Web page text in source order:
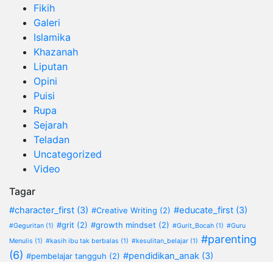
Fikih
Galeri
Islamika
Khazanah
Liputan
Opini
Puisi
Rupa
Sejarah
Teladan
Uncategorized
Video
Tagar
#character_first (3) #Creative Writing (2) #educate_first (3)
#Geguritan (1) #grit (2) #growth mindset (2) #Gurit_Bocah (1) #Guru
Menulis (1) #kasih ibu tak berbalas (1) #kesulitan_belajar (1) #parenting
(6) #pembelajar tangguh (2) #pendidikan_anak (3)